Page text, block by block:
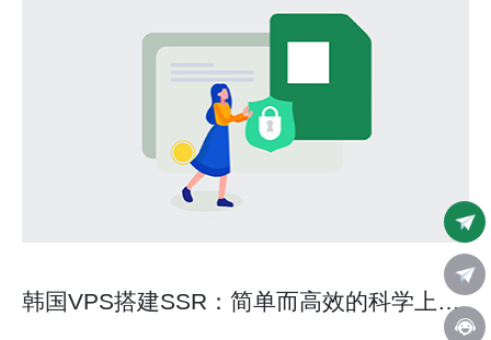
韩国VPS搭建SSR：简单而高效的科学上网